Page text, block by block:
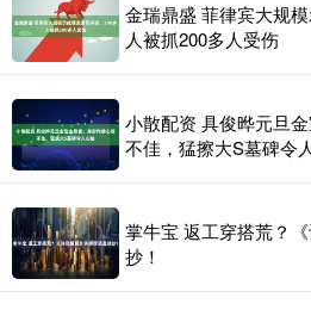
金瑞鼎盛 菲律宾大规
人被抓200多人受伤
小散配资 具俊晔元旦
不佳，猛擦大S墓碑令
掌牛宝 返工穿搭荒？
抄！